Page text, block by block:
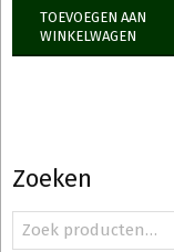
TOEVOEGEN AAN
WINKELWAGEN
Zoeken
Zoeken
naar: